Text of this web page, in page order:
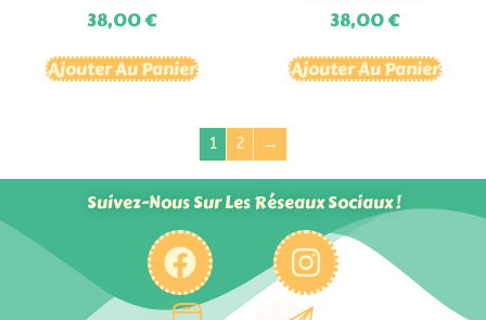
38,00€
Ajouter Au Panier
38,00€
Ajouter Au Panier
1 2 →
Suivez-Nous Sur Les Réseaux Sociaux !